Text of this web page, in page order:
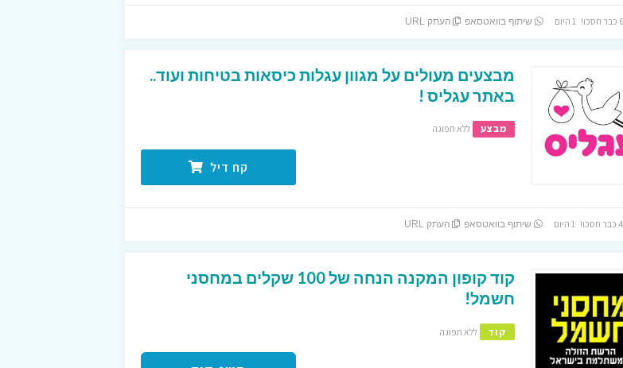
שיתוף בוואטסאפ העתק URL
מבצעים מעולים על מגוון עגלות כיסאות בטיחות ועוד..
באתר עגליס !
מבצע ללא תפוגה
קח דיל
שיתוף בוואטסאפ העתק URL
קוד קופון המקנה הנחה של 100 שקלים במחסני
חשמל!
קוד ללא תפוגה